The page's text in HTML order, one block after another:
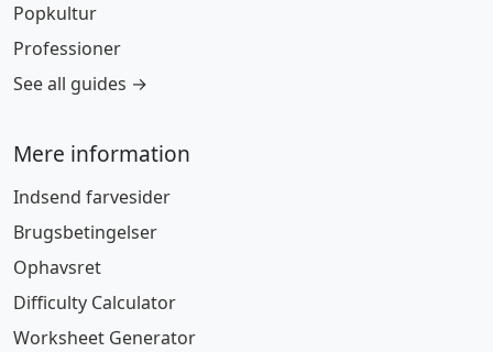
Popkultur
Professioner
See all guides →
Mere information
Indsend farvesider
Brugsbetingelser
Ophavsret
Difficulty Calculator
Worksheet Generator